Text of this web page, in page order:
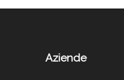
Aziende